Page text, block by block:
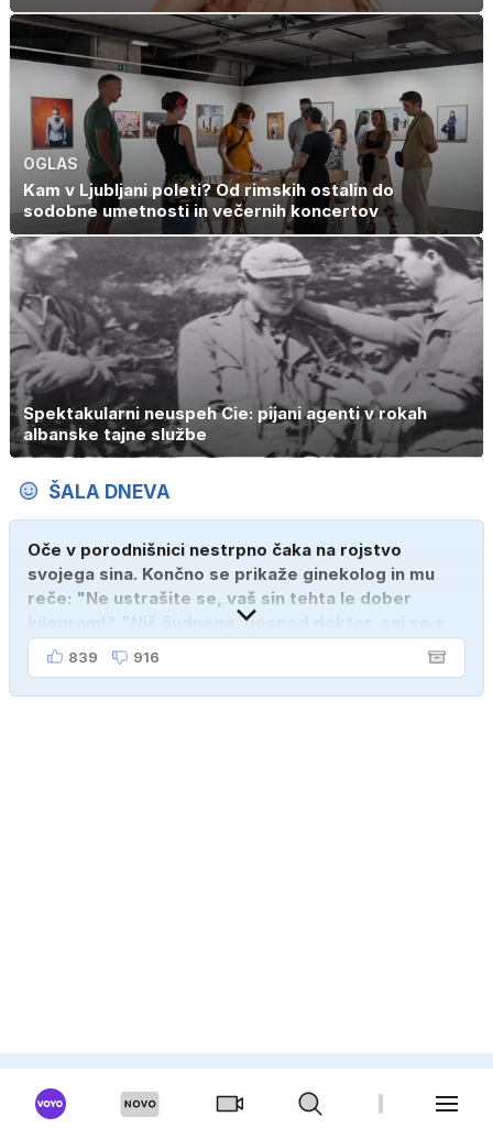
OGLAS
Kam v Ljubljani poleti? Od rimskih ostalin do
sodobne umetnosti in večernih koncertov
Spektakularni neuspeh Cie: pijani agenti v rokah
albanske tajne službe
ŠALA DNEVA
Oče v porodnišnici nestrpno čaka na rojstvo
svojega sina. Končno se prikaže ginekolog in mu
reče: "Ne ustrašite se, vaš sin tehta le dober
kilogram!" "Nič čudnega, gospod doktor, saj se z
ženo poznava šele tri mesece."
839 916